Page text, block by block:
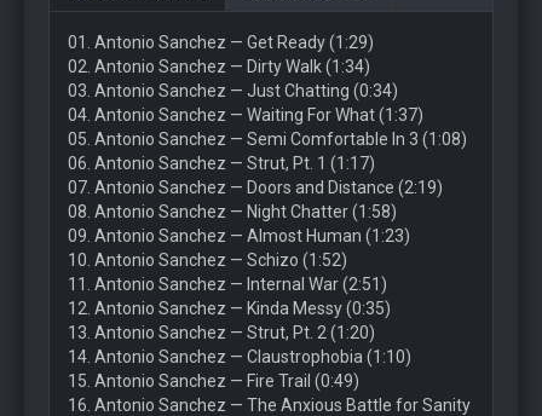
01. Antonio Sanchez — Get Ready (1:29)
02. Antonio Sanchez — Dirty Walk (1:34)
03. Antonio Sanchez — Just Chatting (0:34)
04. Antonio Sanchez — Waiting For What (1:37)
05. Antonio Sanchez — Semi Comfortable In 3 (1:08)
06. Antonio Sanchez — Strut, Pt. 1 (1:17)
07. Antonio Sanchez — Doors and Distance (2:19)
08. Antonio Sanchez — Night Chatter (1:58)
09. Antonio Sanchez — Almost Human (1:23)
10. Antonio Sanchez — Schizo (1:52)
11. Antonio Sanchez — Internal War (2:51)
12. Antonio Sanchez — Kinda Messy (0:35)
13. Antonio Sanchez — Strut, Pt. 2 (1:20)
14. Antonio Sanchez — Claustrophobia (1:10)
15. Antonio Sanchez — Fire Trail (0:49)
16. Antonio Sanchez — The Anxious Battle for Sanity